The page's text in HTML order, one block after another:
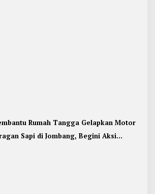
Rumah Tangga Gelapkan Motor
Sapi di Jombang, Begini Aksi